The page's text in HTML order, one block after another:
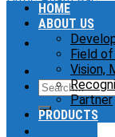
Search
for:
HOME
ABOUT US
Field
Vision,
Partner
PRODUCTS